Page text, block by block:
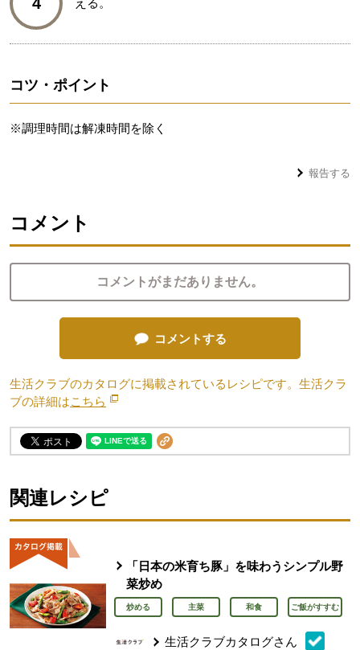
える。
コツ・ポイント
※調理時間は解凍時間を除く
報告する
コメント
コメントがまだありません。
コメントする
生活クラブのカタログに掲載されているレシピです。生活クラ
ブの詳細はこちら 別のウィンドウで開きます。
関連レシピ
「日本の米育ち豚」を味わうシンプル野
菜炒め
炒める 主菜 和食 ご飯がすすむ
生活クラブカタログさん